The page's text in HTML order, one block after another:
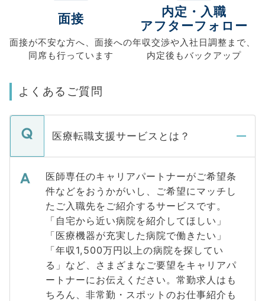
面接
面接が不安な方へ、 面接への
同席も行っています
内定・入職
アフターフォロー
年収交渉や入社日調整まで、
内定後もバックアップ
よくあるご質問
医療転職支援サービスとは？
医師専任のキャリアパートナーがご希望条
件などをおうかがいし、ご希望にマッチし
たご入職先をご紹介するサービスです。
「自宅から近い病院を紹介してほしい」
「医療機器が充実した病院で働きたい」
「年収1,500万円以上の病院を探してい
る」など、さまざまなご要望をキャリアパ
ートナーにお伝えください。常勤求人はも
ちろん、非常勤・スポットのお仕事紹介も